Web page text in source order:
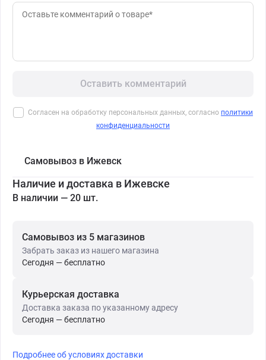
Оставить комментарий
Согласен на обработку персональных данных, согласно политики
конфиденциальности
Самовывоз в Ижевск
Наличие и доставка в Ижевске
В наличии — 20 шт.
Самовывоз из 5 магазинов
Забрать заказ из нашего магазина
Сегодня — бесплатно
Курьерская доставка
Доставка заказа по указанному адресу
Сегодня — бесплатно
Подробнее об условиях доставки